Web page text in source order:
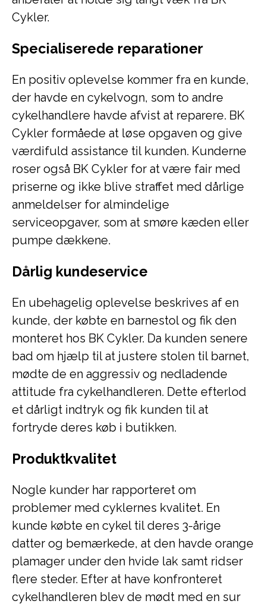
Cykler.
Specialiserede reparationer
En positiv oplevelse kommer fra en kunde,
der havde en cykelvogn, som to andre
cykelhandlere havde afvist at reparere. BK
Cykler formåede at løse opgaven og give
værdifuld assistance til kunden. Kunderne
roser også BK Cykler for at være fair med
priserne og ikke blive straffet med dårlige
anmeldelser for almindelige
serviceopgaver, som at smøre kæden eller
pumpe dækkene.
Dårlig kundeservice
En ubehagelig oplevelse beskrives af en
kunde, der købte en barnestol og fik den
monteret hos BK Cykler. Da kunden senere
bad om hjælp til at justere stolen til barnet,
mødte de en aggressiv og nedladende
attitude fra cykelhandleren. Dette efterlod
et dårligt indtryk og fik kunden til at
fortryde deres køb i butikken.
Produktkvalitet
Nogle kunder har rapporteret om
problemer med cyklernes kvalitet. En
kunde købte en cykel til deres 3-årige
datter og bemærkede, at den havde orange
plamager under den hvide lak samt ridser
flere steder. Efter at have konfronteret
cykelhandleren blev de mødt med en sur